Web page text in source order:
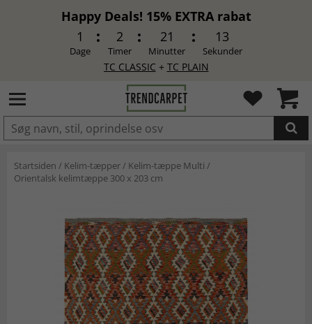
Happy Deals! 15% EXTRA rabat
1
Dage
2
Timer
21
Minutter
13
Sekunder
TC CLASSIC + TC PLAIN
LAGT I INDKØBSKURVEN.
Startsiden / Kelim-tæpper/ Kelim-tæppe Multi /
Orientalsk kelimtæppe 300 x 203 cm